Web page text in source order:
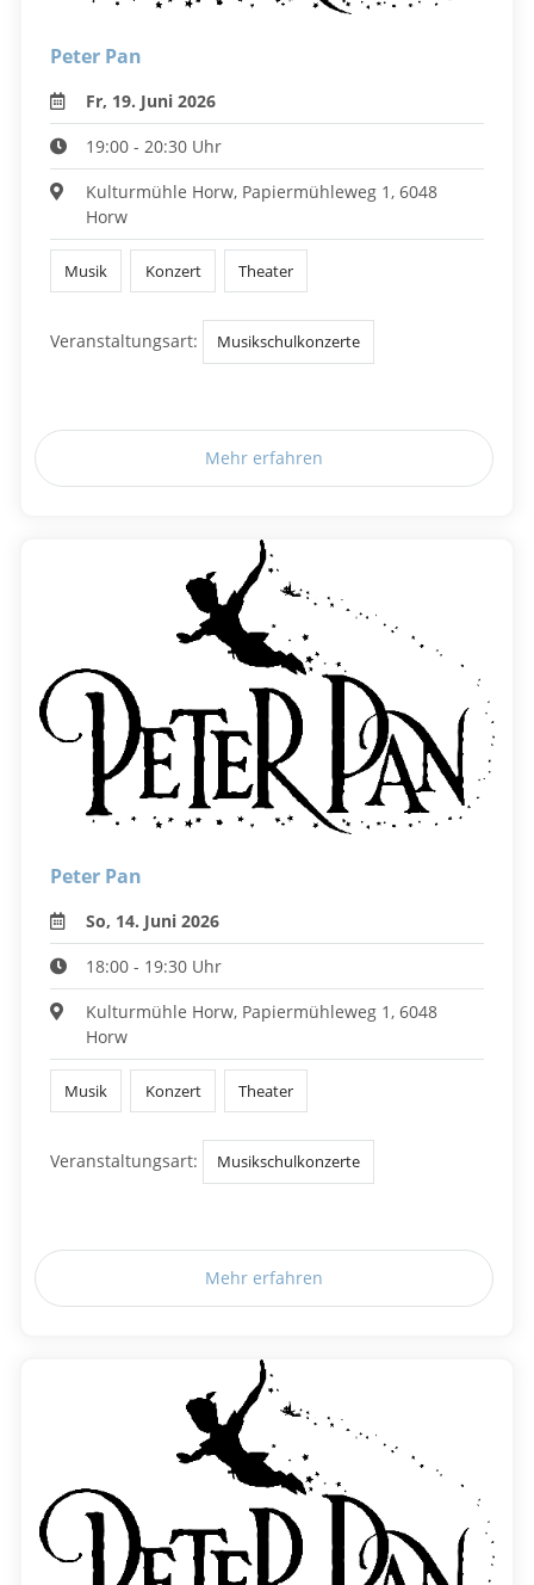
Peter Pan
Fr, 19. Juni 2026
19:00 - 20:30 Uhr
Kulturmühle Horw, Papiermühleweg 1, 6048
Horw
Musik Konzert Theater
Veranstaltungsart: Musikschulkonzerte
Mehr erfahren
Peter Pan
So, 14. Juni 2026
18:00 - 19:30 Uhr
Kulturmühle Horw, Papiermühleweg 1, 6048
Horw
Musik Konzert Theater
Veranstaltungsart: Musikschulkonzerte
Mehr erfahren